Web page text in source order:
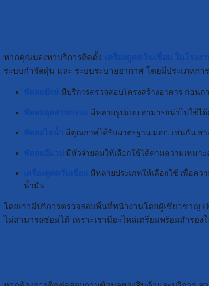
หากคุณมองหาบริการติดตั้ง
ระบบกำจัดฝุ่น และ ระบบระบายอากาศ โดยมีประเภทก
มีบริการตรวจสอบโครงสร้างอาคาร ก่อน
มีหลายรูปแบบ สามารถนำไปใช้ไ
มีคุณภาพได้รับมาตรฐาน มอก. เช่นกัน สา
มีหัวจ่ายลมให้เลือกใช้ได้ตามความเหมา
มีหลายประเภทให้เลือกใช้ เพื่อคว
น้ำมัน
โดยเรามีบริการตรวจสอบพื้นที่หน้างานโดยผู้เชี่ยวชาญ
ไม่สามารถซ่อมได้ เพราะเรามีอะไหล่เตรียมพร้อมสำร